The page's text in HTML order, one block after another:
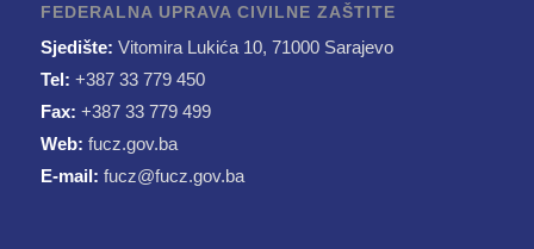
FEDERALNA UPRAVA CIVILNE ZAŠTITE
Sjedište: Vitomira Lukića 10, 71000 Sarajevo
Tel: +387 33 779 450
Fax: +387 33 779 499
Web: fucz.gov.ba
E-mail: fucz@fucz.gov.ba